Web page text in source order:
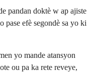
pandan doktè w ap ajiste
efè segondè sa yo ki
yo mande atansyon
ou pa ka rete reveye,